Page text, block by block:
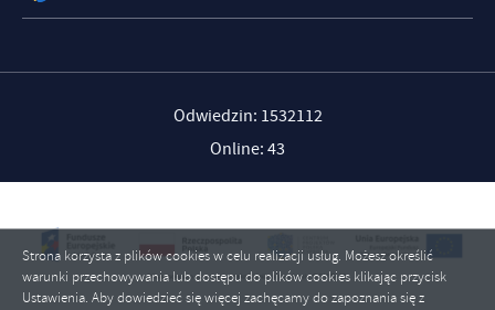
Odwiedzin: 1532112
Online: 43
Strona korzysta z plików cookies w celu realizacji usług. Możesz określić
warunki przechowywania lub dostępu do plików cookies klikając przycisk
Ustawienia. Aby dowiedzieć się więcej zachęcamy do zapoznania się z